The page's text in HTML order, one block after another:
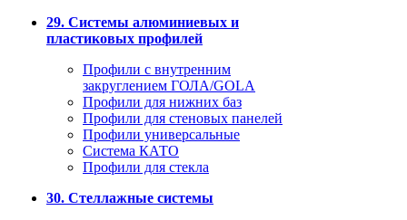
29. Системы алюминиевых и
пластиковых профилей
Профили с внутренним
закруглением ГОЛА/GOLA
Профили для нижних баз
Профили для стеновых панелей
Профили универсальные
Система КАТО
Профили для стекла
30. Стеллажные системы